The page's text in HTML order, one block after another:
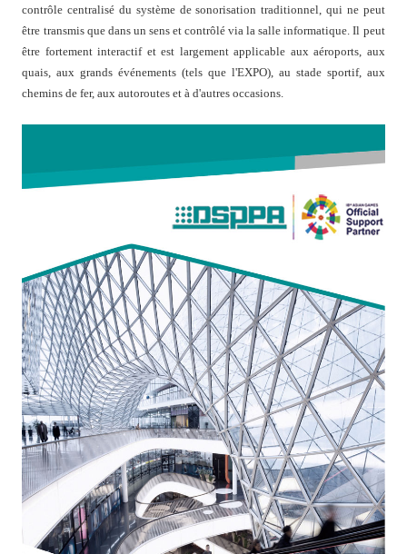
contrôle centralisé du système de sonorisation traditionnel, qui ne peut
être transmis que dans un sens et contrôlé via la salle informatique. Il peut
être fortement interactif et est largement applicable aux aéroports, aux
quais, aux grands événements (tels que l'EXPO), au stade sportif, aux
chemins de fer, aux autoroutes et à d'autres occasions.